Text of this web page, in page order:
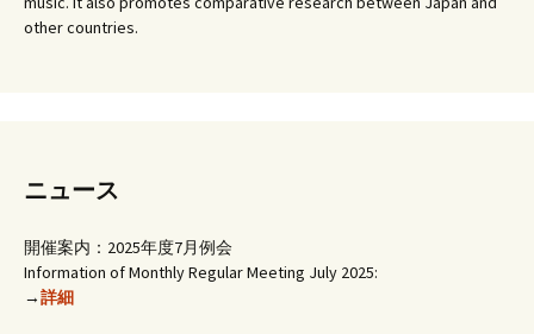
other countries.
ニュース
開催案内：2025年度7月例会
Information of Monthly Regular Meeting July 2025:
→詳細